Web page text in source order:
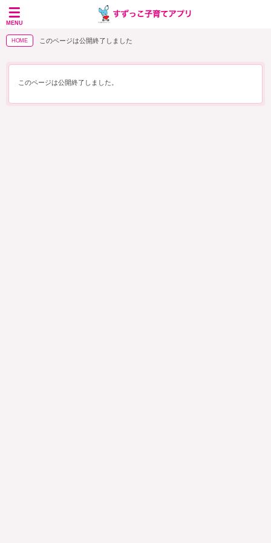
MENU
HOME このページは公開終了しました
このページは公開終了しました。